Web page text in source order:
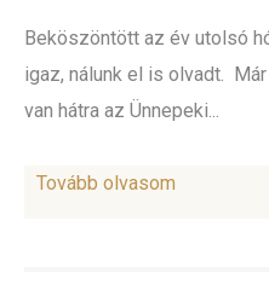
Beköszöntött az év utolsó
igaz, nálunk el is olvadt.
van hátra az Ünnepeki...
Tovább olvasom